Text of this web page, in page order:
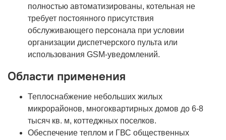
полностью автоматизированы, котельная не
требует постоянного присутствия
обслуживающего персонала при условии
организации диспетчерского пульта или
использования GSM-уведомлений.
Области применения
Теплоснабжение небольших жилых
микрорайонов, многоквартирных домов до 6-8
тысяч кв. м, коттеджных поселков.
Обеспечение теплом и ГВС общественных